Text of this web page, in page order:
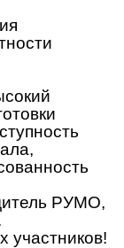
РУМО,
участников!